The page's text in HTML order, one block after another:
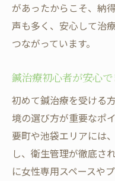
があったからこそ、納
声も多く、安心して治
つながっています。
鍼治療初心者が安心
初めて鍼治療を受ける
境の選び方が重要なポ
要町や池袋エリアには
し、衛生管理が徹底さ
に女性専用スペースや